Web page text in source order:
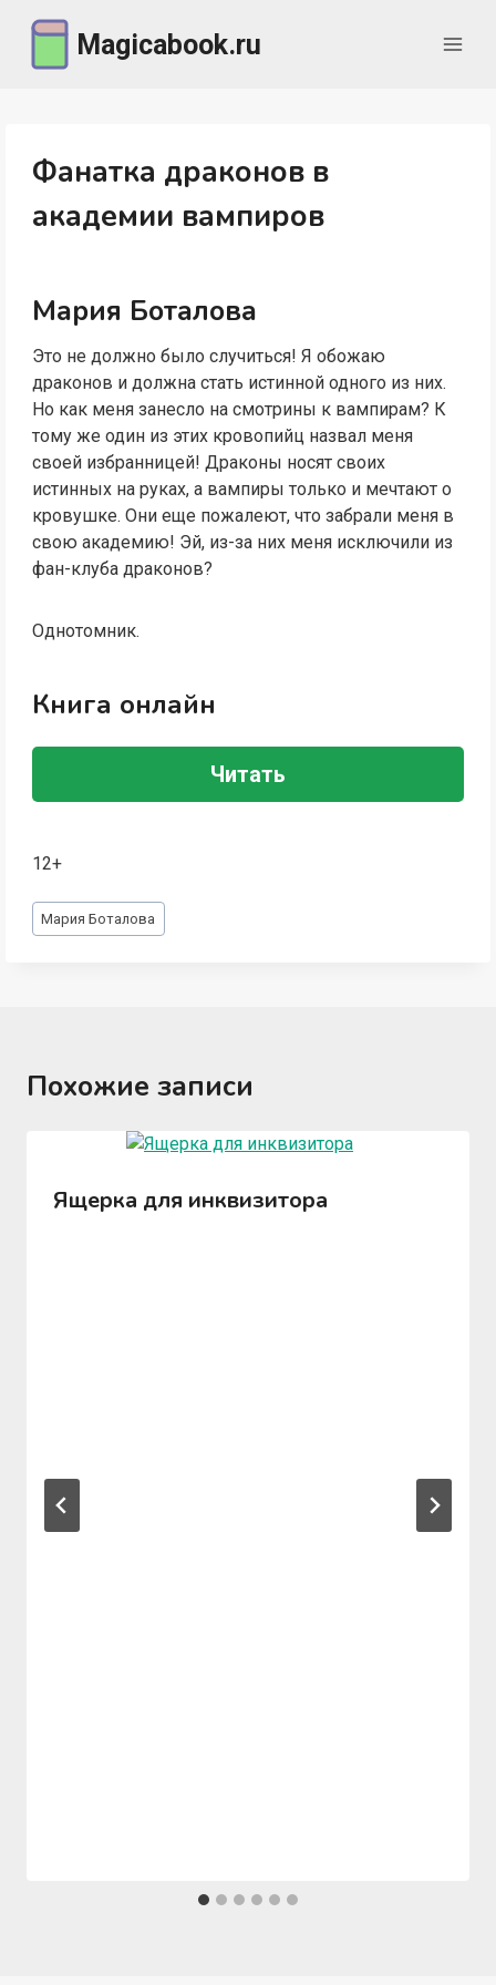
содержимому
Magicabook.ru
Фанатка драконов в
академии вампиров
Мария Боталова
Это не должно было случиться! Я обожаю
драконов и должна стать истинной одного из них.
Но как меня занесло на смотрины к вампирам? К
тому же один из этих кровопийц назвал меня
своей избранницей! Драконы носят своих
истинных на руках, а вампиры только и мечтают о
кровушке. Они еще пожалеют, что забрали меня в
свою академию! Эй, из-за них меня исключили из
фан-клуба драконов?
Однотомник.
Книга онлайн
Читать
12+
Метки
записи:
Мария Боталова
Похожие записи
Ящерка для инквизитора